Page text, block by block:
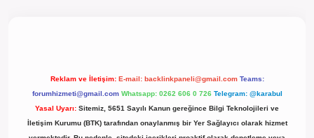
Reklam ve İletişim: E-mail: backlinkpaneli@gmail.com Teams:
forumhizmeti@gmail.com Whatsapp: 0262 606 0 726 Telegram: @karabul
Yasal Uyarı: Sitemiz, 5651 Sayılı Kanun gereğince Bilgi Teknolojileri ve
İletişim Kurumu (BTK) tarafından onaylanmış bir Yer Sağlayıcı olarak hizmet